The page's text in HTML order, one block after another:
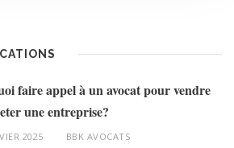
faire appel à un avocat pour vendre
une entreprise?
2025 BBK AVOCATS